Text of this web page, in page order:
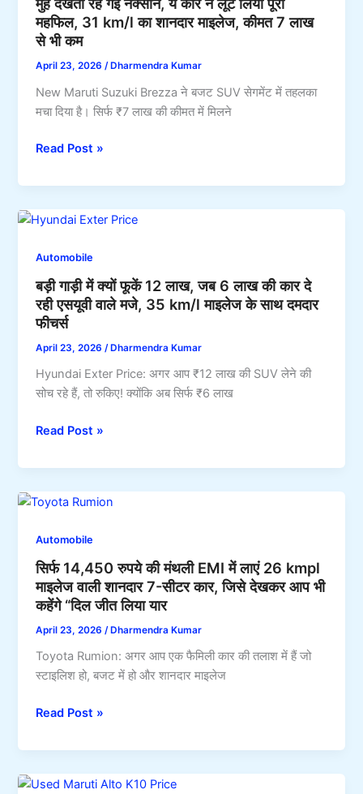
प्रीमियम
कार
34
माइलेज
के
जबरदस्त
महफिल, 31 km/l का शानदार माइलेज, कीमत 7 लाख
से भी कम
April 23, 2026 /Dharmendra Kumar
New Maruti Suzuki Brezza ने बजट SUV सेगमेंट में तहलका
मचा दिया है। सिर्फ ₹7 लाख की कीमत में मिलने
मुंह
रह
गई
नेक्साॅन,
कार
ने
लूट
लिया
पूरा
31
km/l
शानदार
7
से
भी
कम
Read Post »
Automobile
बड़ी गाड़ी में क्यों फूकें 12 लाख, जब 6 लाख की कार दे
रही एसयूवी वाले मजे, 35 km/l माइलेज के साथ दमदार
फीचर्स
April 23, 2026 /Dharmendra Kumar
Hyundai Exter Price: अगर आप ₹12 लाख की SUV लेने की
सोच रहे हैं, तो रुकिए! क्‍योंकि अब सिर्फ ₹6 लाख
बड़ी
में
क्यों
फूकें
लाख,
जब
6
लाख
की
दे
रही
वाले
km/l
Read Post »
Automobile
सिर्फ 14,450 रुपये की मंथली EMI में लाएं 26 kmpl
माइलेज वाली शानदार 7-सीटर कार, जिसे देखकर आप भी
कहेंगे “दिल जीत लिया यार
April 23, 2026 /Dharmendra Kumar
Toyota Rumion: अगर आप एक फैमिली कार की तलाश में हैं जो
स्टाइलिश हो, बजट में हो और शानदार माइलेज
सिर्फ
रुपये
की
मंथली
Read Post »